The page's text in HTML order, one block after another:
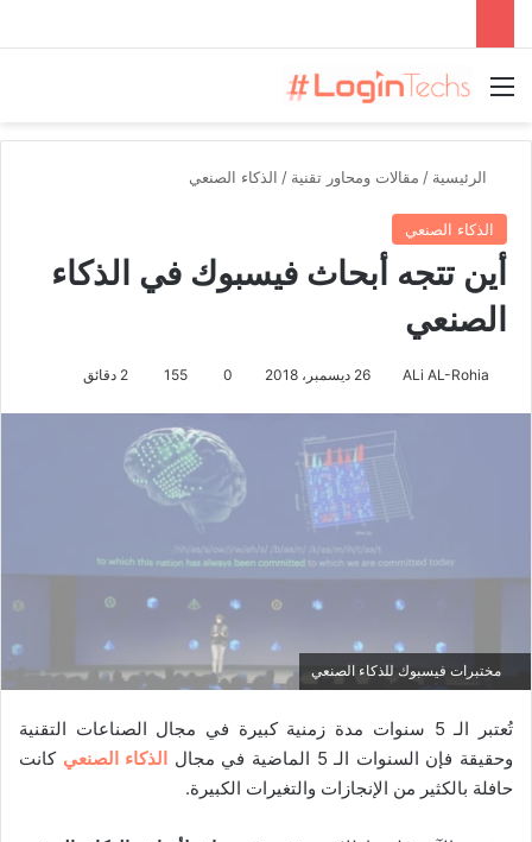
القائمة
الرئيسية / مقالات ومحاور تقنية / الذكاء الصنعي
الذكاء الصنعي
أين تتجه أبحاث فيسبوك في الذكاء
الصنعي
ALi AL-Rohia 26 ديسمبر، 2018 0
155
مختبرات فيسبوك للذكاء الصنعي
تُعتبر الـ 5 سنوات مدة زمنية كبيرة في مجال الصناعات التقنية
وحقيقة فإن السنوات الـ 5 الماضية في مجال
الذكاء الصنعي كانت
حافلة بالكثير من الإنجازات والتغيرات الكبيرة.